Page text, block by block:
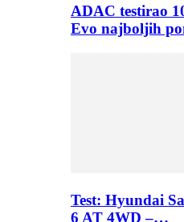
ADAC testirao
Evo najboljih
Test: Hyundai
6 AT 4WD –…